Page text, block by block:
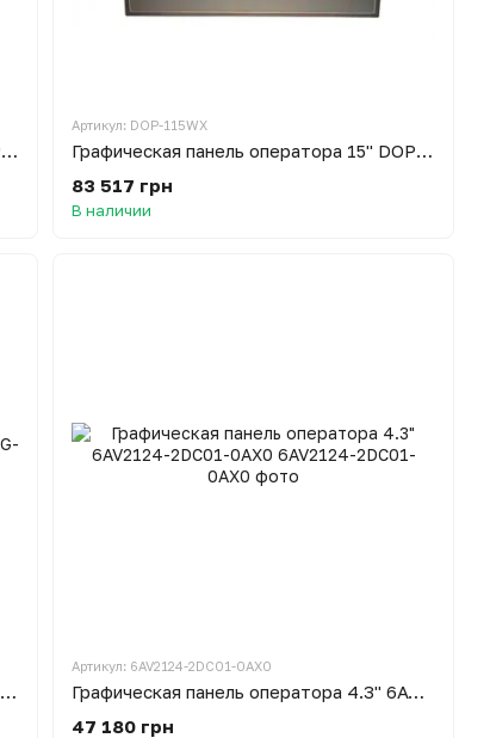
Графическая панель оператора 15" DOP-115MX
Артикул: DOP-115WX
Графическая панель оператора 15" DOP-115WX
83 517 грн
В наличии
Тексовая панель оператора 3.8" TP08G-BT2
Артикул: 6AV2124-2DC01-0AX0
Графическая панель оператора 4.3" 6AV2124-2DC01-0AX0
47 180 грн